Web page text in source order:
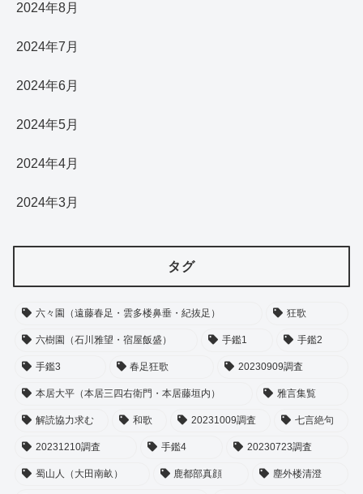
2024年8月
2024年7月
2024年6月
2024年5月
2024年4月
2024年3月
タグ
六々園（遠藤春足・雲多楼鼻垂・紀抜足） 狂歌
六樹園（石川雅望・宿屋飯盛） 手鑑1 手鑑2
手鑑3 春足狂歌 20230909調査
本居大平（本居三四右衛門・本居藤垣内） 雅言集覧
解読協力求む 和歌 20231009調査 七言絶句
20231210調査 手鑑4 20230723調査
蜀山人（大田南畝） 鹿都部真顔 塵外楼清澄